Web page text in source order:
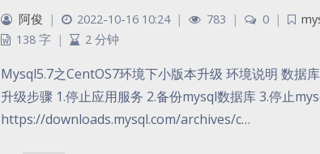
阿俊 | 2022-10-16 10:24 | 783 | 0 |
138 字 | 2 分钟
Mysql5.7之CentOS7环境下小版本升级 环境说明 数据
升级步骤 1.停止应用服务 2.备份mysql数据库 3.停止
https://downloads.mysql.com/archives/c…